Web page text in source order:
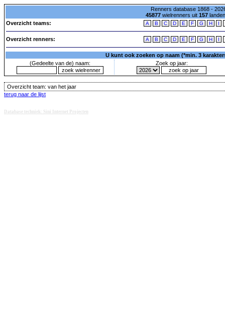
Renners database 1868 -
45877wielrenners uit 157
Overzicht teams:
A B C D E F G H I
Overzicht renners: A B C D E F G H I
U kunt ook zoeken op naam (*min. 3
(Gedeelte van de) naam:
Zoek op jaar:
Overzicht team: van het jaar
terug naar de lijst
Database techniek: Sini Internet Projecten